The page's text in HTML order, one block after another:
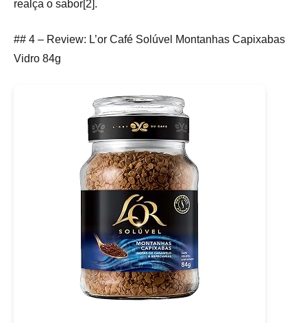
realça o sabor[2].
## 4 – Review: L’or Café Solúvel Montanhas Capixabas
Vidro 84g